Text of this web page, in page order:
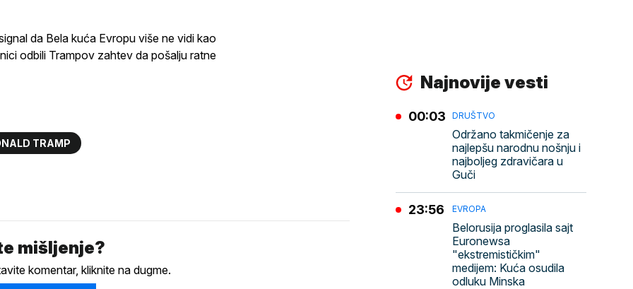
da Bela kuća Evropu više ne vidi kao
odbili Trampov zahtev da pošalju ratne
TRAMP
mišljenje?
komentar, kliknite na dugme.
Najnovije vesti
DRUŠTVO
Održano takmičenje za
najlepšu narodnu nošnju i
najboljeg zdravičara u
Guči
00:03
EVROPA
Belorusija proglasila sajt
Euronewsa
"ekstremističkim"
medijem: Kuća osudila
odluku Minska
23:56